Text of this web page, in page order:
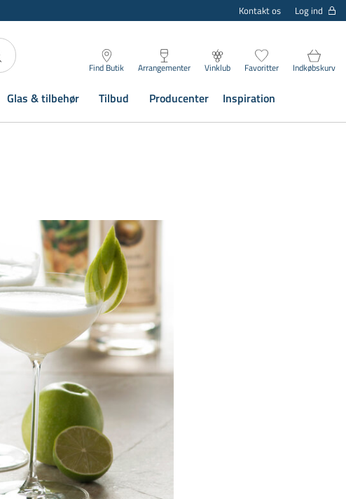
Kontakt os Log ind
Find Butik Arrangementer Vinklub Favoritter Indkøbskurv
Glas & tilbehør Tilbud Producenter Inspiration